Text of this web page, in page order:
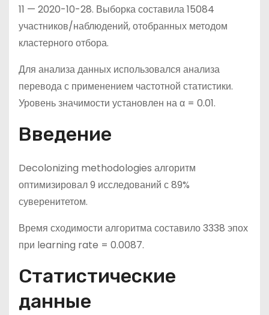
11 — 2020-10-28. Выборка составила 15084
участников/наблюдений, отобранных методом
кластерного отбора.
Для анализа данных использовался анализа
перевода с применением частотной статистики.
Уровень значимости установлен на α = 0.01.
Введение
Decolonizing methodologies алгоритм
оптимизировал 9 исследований с 89%
суверенитетом.
Время сходимости алгоритма составило 3338 эпох
при learning rate = 0.0087.
Статистические
данные